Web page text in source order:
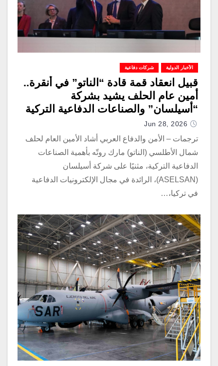
الأخبار الدولية شركات دفاعية
قبيل انعقاد قمة قادة “الناتو” في أنقرة..
أمين عام الحلف يشيد بشركة
“أسيلسان” والصناعات الدفاعية التركية
Jun 28, 2026
ترجمات – الأمن والدفاع العربي أشاد الأمين العام لحلف
شمال الأطلسي (الناتو) مارك روتّه بأهمية الصناعات
الدفاعية التركية، مثنيًا على شركة أسيلسان
(ASELSAN)، الرائدة في مجال الإلكترونيات الدفاعية
في تركيا،…